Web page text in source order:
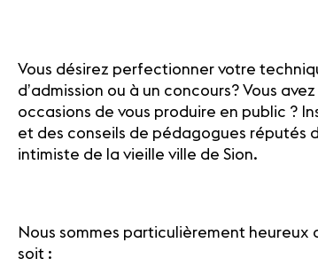
Médias
Revue
de
presse
légales
Contact
Vous désirez perfectionner votre
d’admission ou à un concours? Vous
occasions de vous produire en public ?
et des conseils de pédagogues réputés
intimiste de la vieille ville de Sion.
Nous sommes particulièrement heureux
soit :